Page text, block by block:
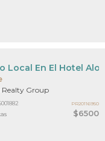
$6500
Local En El Hotel
Realty Group
PR20116950